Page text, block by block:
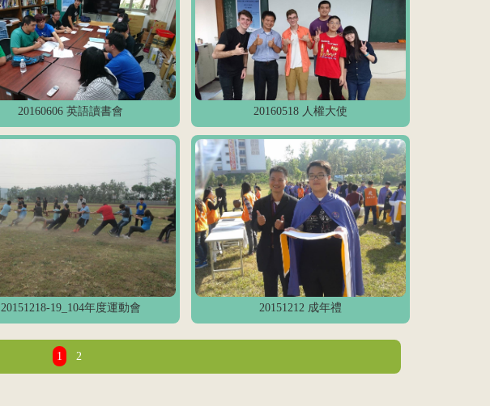
20160606 英語讀書會 20160518 人權大使
20151218-19_104年度運動會 20151212 成年禮
1 2